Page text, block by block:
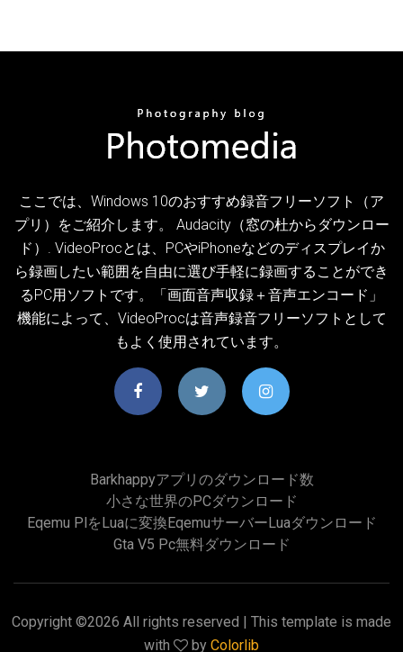
ここでは、Windows 10のおすすめ録音フリーソフト（ア
プリ）をご紹介します。 Audacity（窓の杜からダウンロー
ド）. VideoProcとは、PCやiPhoneなどのディスプレイか
ら録画したい範囲を自由に選び手軽に録画することができ
るPC用ソフトです。「画面音声収録＋音声エンコード」
機能によって、VideoProcは音声録音フリーソフトとして
もよく使用されています。
Barkhappyアプリのダウンロード数
小さな世界のPCダウンロード
Eqemu Plをluaに変換eqemuサーバーluaダウンロード
Gta V5 Pc無料ダウンロード
Copyright ©2026 All rights reserved | This template is made
with
by Colorlib